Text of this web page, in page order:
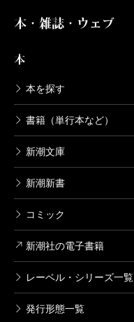
本・雑誌・ウェブ
本
本を探す
書籍（単行本など）
新潮文庫
新潮新書
コミック
新潮社の電子書籍
レーベル・シリーズ一覧
発行形態一覧